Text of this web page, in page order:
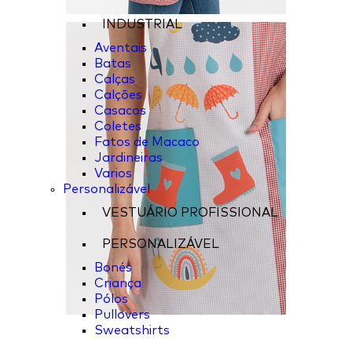
INDUSTRIAL
Aventais
Batas
Calças
Calções
Casacos
Coletes
Fatos de Macaco
Jardineiras
Varios
Personalizável
VESTUÁRIO PROFISSIONAL
PERSONALIZÁVEL
Bonés
Criança
Pólos
Pullovers
Sweatshirts